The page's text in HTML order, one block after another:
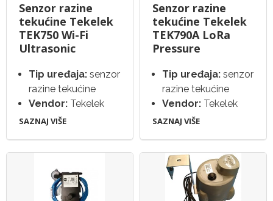
Senzor razine
tekućine Tekelek
TEK750 Wi-Fi
Ultrasonic
Tip uređaja: senzor
razine tekućine
Vendor: Tekelek
SAZNAJ VIŠE
Senzor razine
tekućine Tekelek
TEK790A LoRa
Pressure
Tip uređaja: senzor
razine tekućine
Vendor: Tekelek
SAZNAJ VIŠE